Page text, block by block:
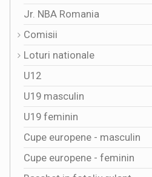
Jr. NBA Romania
Comisii
Loturi nationale
U12
U19 masculin
U19 feminin
Cupe europene - masculin
Cupe europene - feminin